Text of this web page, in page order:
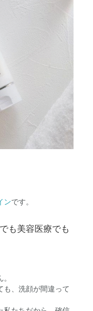
ンです。
も美容医療でも
も、洗顔が間違って